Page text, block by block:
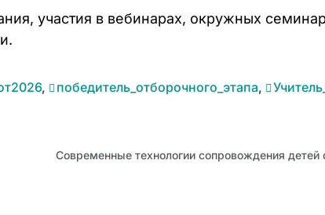
участия в вебинарах, окружных
, победитель_отборочного_этапа,